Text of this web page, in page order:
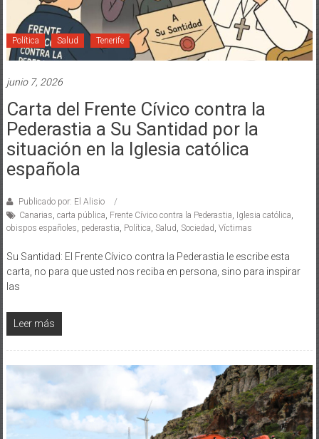
Política Salud Tenerife
junio 7, 2026
Carta del Frente Cívico contra la
Pederastia a Su Santidad por la
situación en la Iglesia católica
española
Publicado por: El Alisio
Canarias, carta pública, Frente Cívico contra la Pederastia, Iglesia católica,
obispos españoles, pederastia, Política, Salud, Sociedad, Víctimas
Su Santidad: El Frente Cívico contra la Pederastia le escribe esta
carta, no para que usted nos reciba en persona, sino para inspirar
las
Leer más